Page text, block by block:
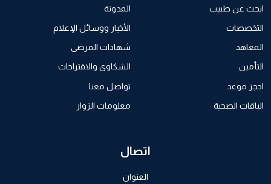
ابحث عن طبيب
التخصصات
المعاهد
التأمين
احجز موعد
الباقات الصحية
المدونة
الأخبار ووسائل الإعلام
شهادات المرضى
الشكاوى والاقتراحات
تواصل معنا
معلومات الزوار
اتصال
العنوان